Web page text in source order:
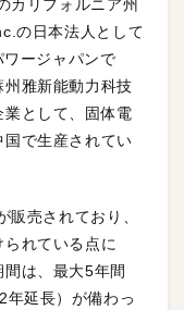
カリフォルニア州
の日本法人として
ージャパンで
雅新能動力科技
として、固体電
で生産されてい
売されており、
れている点に
は、最大5年間
年延長）が備わっ